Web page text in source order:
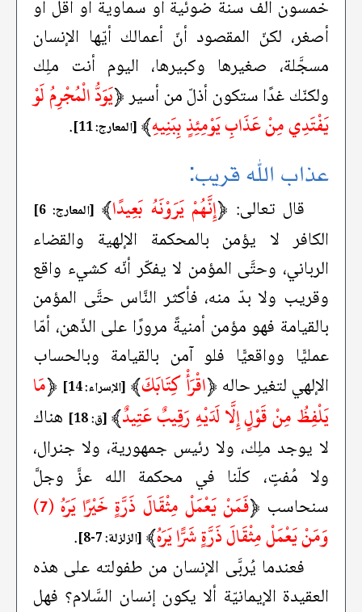
خمسون ألف سنة ضوئية أو سماوية أو أقل أو
أصغر، لكنّ المقصود أنّ أعمالك أيّها الإنسان
مسجَّلة، صغيرها وكبيرها، اليوم أنت ملِك
ولكنّك غدًا ستكون أذلّ من أسير﴿يَوَدُّ الْمُجْرِمُ لَوْ
يَفْتَدِي مِنْ عَذَابِ يَوْمِئِذٍ بِبَنِيهِ﴾ [المعارج: 11] .
عذاب الله قريب:
قال تعالى: ﴿إِنَّهُمْ يَرَوْنَهُ بَعِيدًا﴾ [المعارج: 6]
الكافر لا يؤمن بالمحكمة الإلهية والقضاء
الرباني، وحتَّى المؤمن لا يفكّر أنّه كشيء واقع
وقريب ولا بدّ منه، فأكثر النَّاس حتَّى المؤمن
بالقيامة فهو مؤمن أمنيةً مرورًا على الذّهن، أمّا
عمليًّا وواقعيًّا فلو آمن بالقيامة وبالحساب
الإلهي لتغير حاله ﴿اقْرَأْ كِتَابَكَ﴾ [الإسراء: 14] ﴿مَا
يَلْفِظُ مِنْ قَوْلٍ إِلَّا لَدَيْهِ رَقِيبٌ عَتِيدٌ﴾ [ق: 18]
هناك
لا يوجد ملِك، ولا رئيس جمهورية، ولا جنرال،
ولا مُفتٍ، كلّنا في محكمة الله عزَّ وجلَّ
سنحاسب ﴿
فَمَنْ يَعْمَلْ مِثْقَالَ ذَرَّةٍ خَيْرًا يَرَهُ (7)
وَمَنْ يَعْمَلْ مِثْقَالَ ذَرَّةٍ شَرًّا يَرَهُ﴾ [الزلزلة: 7-8]
.
فعندما يُربَّى الإنسان من طفولته على هذه
العقيدة الإيمانيّة ألا يكون إنسان السَّلام؟ فهل